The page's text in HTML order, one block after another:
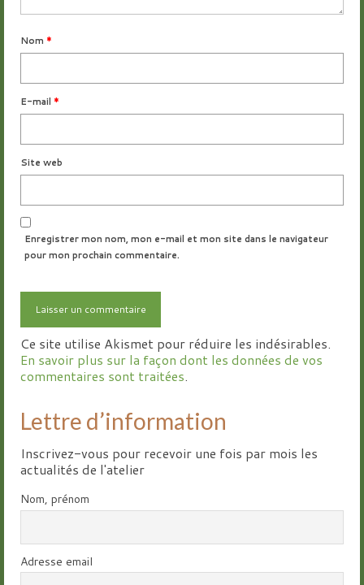
Nom *
E-mail *
Site web
Enregistrer mon nom, mon e-mail et mon site dans le navigateur
pour mon prochain commentaire.
Ce site utilise Akismet pour réduire les indésirables.
En savoir plus sur la façon dont les données de vos
commentaires sont traitées.
Lettre d’information
Inscrivez-vous pour recevoir une fois par mois les
actualités de l'atelier
Nom, prénom
Adresse email